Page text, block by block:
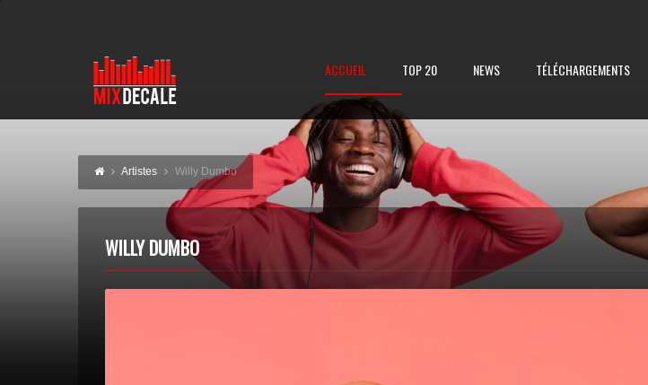
ACCUEIL TOP 20 NEWS TÉLÉCHARGEMENTS
Artistes Willy Dumbo
WILLY DUMBO